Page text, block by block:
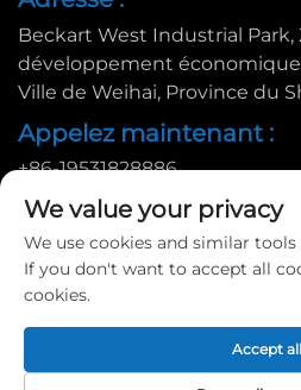
Beckart West Industrial Park,
développement
Ville de Weihai, Province du
Appelez maintenant :
+86-19531828886
E-mail :
[email protected]
Copyright © 2025 par Huadu
Politique de
We value your privacy
We use cookies and similar
If you don't want to accept all
cookies.
Accept all